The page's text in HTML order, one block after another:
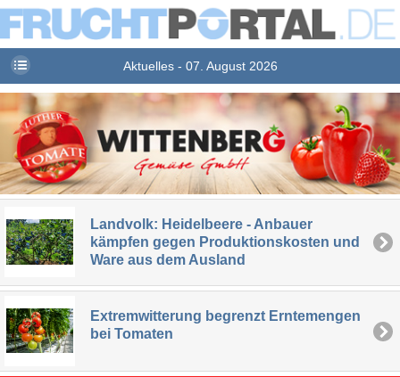
Aktuelles - 07. August 2026
Landvolk: Heidelbeere - Anbauer
kämpfen gegen Produktionskosten und
Ware aus dem Ausland
Extremwitterung begrenzt Erntemengen
bei Tomaten